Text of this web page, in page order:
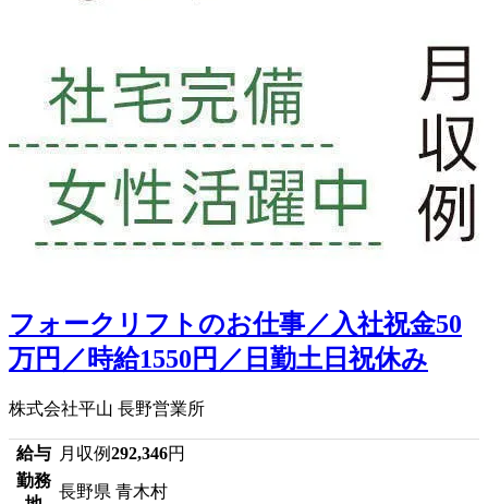
フォークリフトのお仕事／入社祝金50
万円／時給1550円／日勤土日祝休み
株式会社平山 長野営業所
給与 月収例292,346円
勤務
長野県 青木村